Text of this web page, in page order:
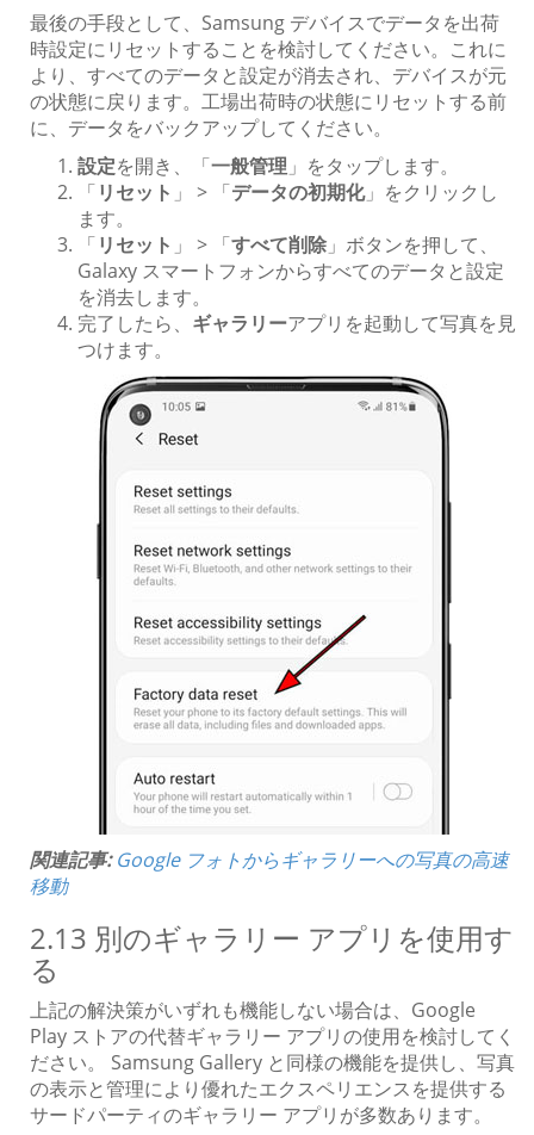
最後の手段として、Samsung デバイスでデータを出荷
時設定にリセットすることを検討してください。これに
より、すべてのデータと設定が消去され、デバイスが元
の状態に戻ります。工場出荷時の状態にリセットする前
に、データをバックアップしてください。
設定を開き、「一般管理 」をタップします。
「リセット 」 > 「データの初期化」をクリックし
ます。
「リセット 」 > 「すべて削除 」ボタンを押して、
Galaxy スマートフォンからすべてのデータと設定
を消去します。
完了したら、 ギャラリーアプリを起動して写真を見
つけます。
関連記事: Google フォトからギャラリーへの写真の高速
移動
2.13 別のギャラリー アプリを使用す
る
上記の解決策がいずれも機能しない場合は、Google
Play ストアの代替ギャラリー アプリの使用を検討してく
ださい。 Samsung Gallery と同様の機能を提供し、写真
の表示と管理により優れたエクスペリエンスを提供する
サードパーティのギャラリー アプリが多数あります。